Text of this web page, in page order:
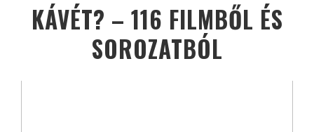
KÁVÉT? – 116 FILMBŐL ÉS
SOROZATBÓL